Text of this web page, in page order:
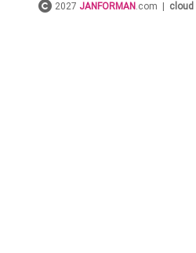
2027 JANFORMAN .com | cloud